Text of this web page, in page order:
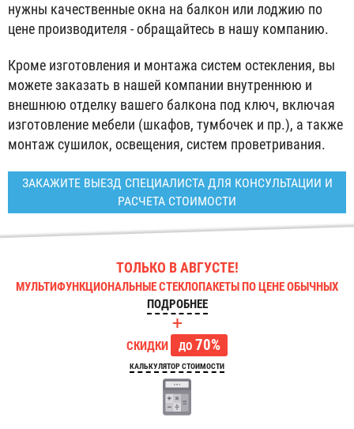
нужны качественные окна на балкон или лоджию по
цене производителя - обращайтесь в нашу компанию.
Кроме изготовления и монтажа систем остекления, вы
можете заказать в нашей компании внутреннюю и
внешнюю отделку вашего балкона под ключ, включая
изготовление мебели (шкафов, тумбочек и пр.), а также
монтаж сушилок, освещения, систем проветривания.
ЗАКАЖИТЕ ВЫЕЗД СПЕЦИАЛИСТА ДЛЯ КОНСУЛЬТАЦИИ И
РАСЧЕТА СТОИМОСТИ
ТОЛЬКО В АВГУСТЕ!
МУЛЬТИФУНКЦИОНАЛЬНЫЕ СТЕКЛОПАКЕТЫ ПО ЦЕНЕ ОБЫЧНЫХ
ПОДРОБНЕЕ
+
СКИДКИ ДО70%
КАЛЬКУЛЯТОР СТОИМОСТИ